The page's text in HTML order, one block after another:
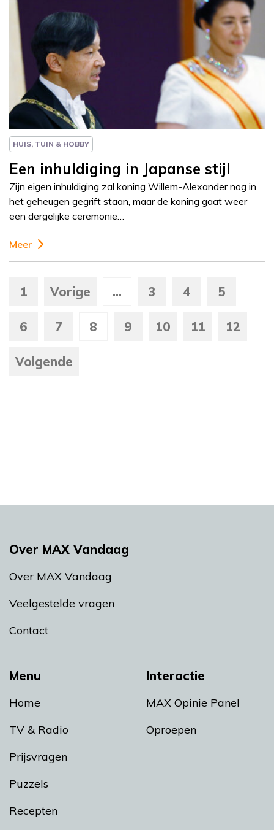
Column
Paul Rem
HUIS, TUIN & HOBBY
Een inhuldiging in Japanse stijl
Zijn eigen inhuldiging zal koning Willem-Alexander nog in
het geheugen gegrift staan, maar de koning gaat weer
een dergelijke ceremonie…
Meer
1 Vorige ... 3 4 5
6 7 8 9 10 11 12
Volgende
Menu
Home
TV & Radio
Prijsvragen
Puzzels
Recepten
Interactie
MAX Opinie Panel
Oproepen
Over MAX Vandaag
Over MAX Vandaag
Veelgestelde vragen
Contact